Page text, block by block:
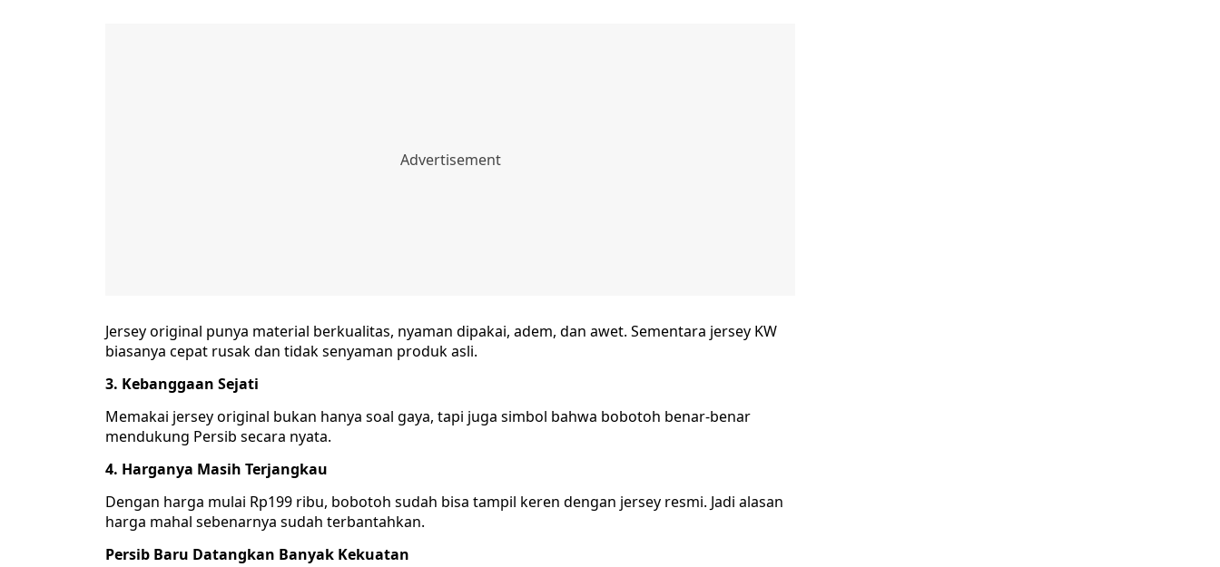
Jersey original punya material berkualitas, nyaman dipakai, adem, dan awet. Sementara jersey KW
biasanya cepat rusak dan tidak senyaman produk asli.
3. Kebanggaan Sejati
Memakai jersey original bukan hanya soal gaya, tapi juga simbol bahwa bobotoh benar-benar
mendukung Persib secara nyata.
4. Harganya Masih Terjangkau
Dengan harga mulai Rp199 ribu, bobotoh sudah bisa tampil keren dengan jersey resmi. Jadi alasan
harga mahal sebenarnya sudah terbantahkan.
Persib Baru Datangkan Banyak Kekuatan